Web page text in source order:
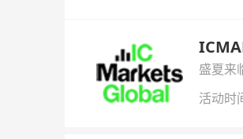
盛夏来
金即可
活动时